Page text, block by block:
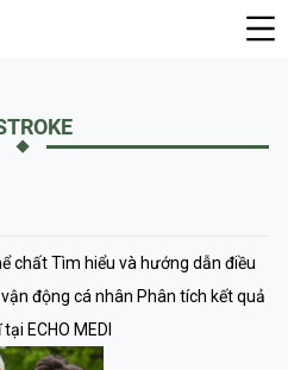
chất Tìm hiểu và hướng dẫn điều
động cá nhân Phân tích kết quả
ECHO MEDI